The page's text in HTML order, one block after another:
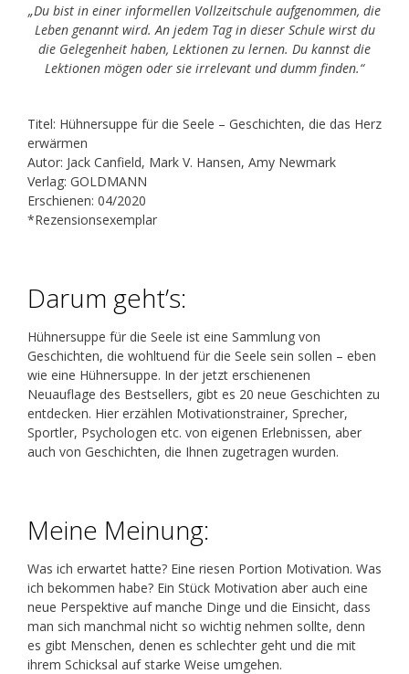
„Du bist in einer informellen Vollzeitschule aufgenommen, die
Leben genannt wird. An jedem Tag in dieser Schule wirst du
die Gelegenheit haben, Lektionen zu lernen. Du kannst die
Lektionen mögen oder sie irrelevant und dumm finden.“
Titel: Hühnersuppe für die Seele – Geschichten, die das Herz
erwärmen
Autor: Jack Canfield, Mark V. Hansen, Amy Newmark
Verlag: GOLDMANN
Erschienen: 04/2020
*Rezensionsexemplar
Darum geht’s:
Hühnersuppe für die Seele ist eine Sammlung von
Geschichten, die wohltuend für die Seele sein sollen – eben
wie eine Hühnersuppe. In der jetzt erschienenen
Neuauflage des Bestsellers, gibt es 20 neue Geschichten zu
entdecken. Hier erzählen Motivationstrainer, Sprecher,
Sportler, Psychologen etc. von eigenen Erlebnissen, aber
auch von Geschichten, die Ihnen zugetragen wurden.
Meine Meinung:
Was ich erwartet hatte? Eine riesen Portion Motivation. Was
ich bekommen habe? Ein Stück Motivation aber auch eine
neue Perspektive auf manche Dinge und die Einsicht, dass
man sich manchmal nicht so wichtig nehmen sollte, denn
es gibt Menschen, denen es schlechter geht und die mit
ihrem Schicksal auf starke Weise umgehen.